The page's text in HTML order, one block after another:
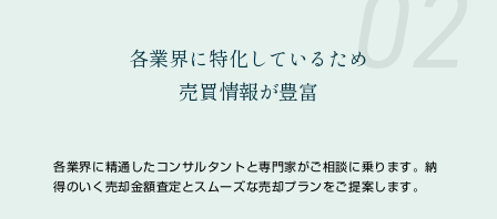
各業界に特化しているため
売買情報が豊富
各業界に精通したコンサルタントと専門家がご相談に乗ります。納
得のいく売却金額査定とスムーズな売却プランをご提案します。